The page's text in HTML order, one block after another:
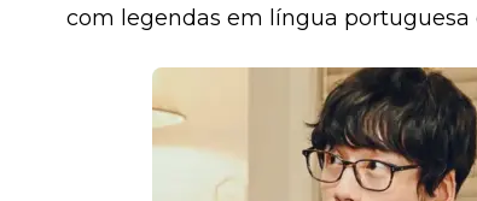
com legendas em língua portuguesa